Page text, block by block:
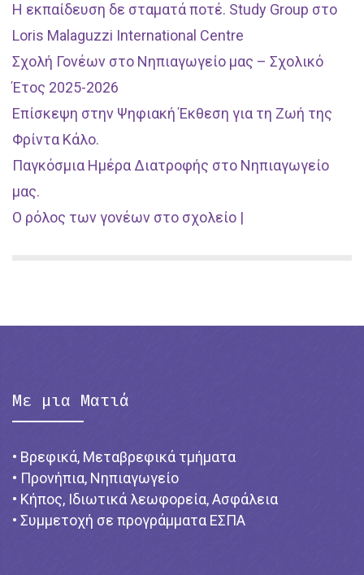
Η εκπαίδευση δε σταματά ποτέ. Study Group στο
Loris Malaguzzi International Centre
Σχολή Γονέων στο Νηπιαγωγείο μας – Σχολικό
Έτος 2025-2026
Επίσκεψη στην Ψηφιακή Έκθεση για τη Ζωή της
Φρίντα Κάλο.
Παγκόσμια Ημέρα Διατροφής στο Νηπιαγωγείο
μας.
Ο ρόλος των γονέων στο σχολείο |
Με μια Ματιά
• Βρεφικά, Μεταβρεφικά τμήματα
• Προνήπια, Νηπιαγωγείο
• Κήπος, Ιδιωτικά λεωφορεία, Ασφάλεια
• Συμμετοχή σε προγράμματα ΕΣΠΑ